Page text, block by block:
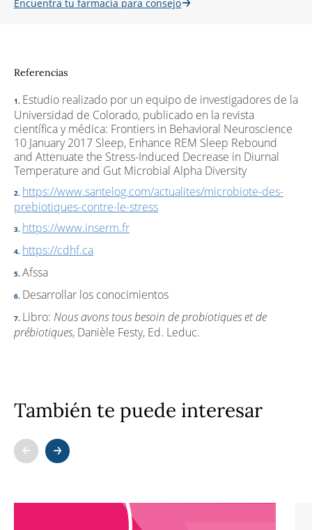
Encuentra tu farmacia para consejo
Referencias
Estudio realizado por un equipo de investigadores de la
Universidad de Colorado, publicado en la revista
científica y médica: Frontiers in Behavioral Neuroscience
10 January 2017 Sleep, Enhance REM Sleep Rebound
and Attenuate the Stress-Induced Decrease in Diurnal
Temperature and Gut Microbial Alpha Diversity
https://www.santelog.com/actualites/microbiote-des-
prebiotiques-contre-le-stress
https://www.inserm.fr
https://cdhf.ca
Afssa
Desarrollar los conocimientos
Libro: Nous avons tous besoin de probiotiques et de
prébiotiques, Danièle Festy, Ed. Leduc.
También te puede interesar